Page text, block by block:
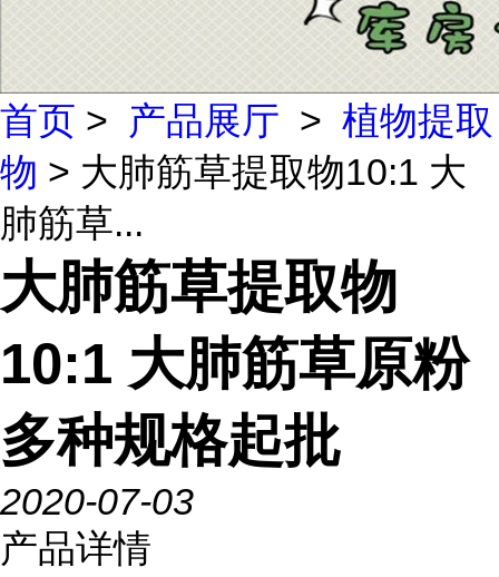
首页 > 产品展厅 > 植物提取
物 > 大肺筋草提取物10:1 大
肺筋草...
大肺筋草提取物
10:1 大肺筋草原粉
多种规格起批
2020-07-03
产品详情